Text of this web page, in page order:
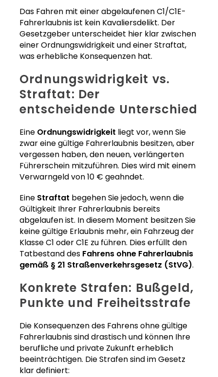
Das Fahren mit einer abgelaufenen C1/C1E-
Fahrerlaubnis ist kein Kavaliersdelikt. Der
Gesetzgeber unterscheidet hier klar zwischen
einer Ordnungswidrigkeit und einer Straftat,
was erhebliche Konsequenzen hat.
Ordnungswidrigkeit vs.
Straftat: Der
entscheidende Unterschied
Eine Ordnungswidrigkeit liegt vor, wenn Sie
zwar eine gültige Fahrerlaubnis besitzen, aber
vergessen haben, den neuen, verlängerten
Führerschein mitzuführen. Dies wird mit einem
Verwarngeld von 10 € geahndet.
Eine Straftat begehen Sie jedoch, wenn die
Gültigkeit Ihrer Fahrerlaubnis bereits
abgelaufen ist. In diesem Moment besitzen Sie
keine gültige Erlaubnis mehr, ein Fahrzeug der
Klasse C1 oder C1E zu führen. Dies erfüllt den
Tatbestand des Fahrens ohne Fahrerlaubnis
gemäß § 21 Straßenverkehrsgesetz (StVG).
Konkrete Strafen: Bußgeld,
Punkte und Freiheitsstrafe
Die Konsequenzen des Fahrens ohne gültige
Fahrerlaubnis sind drastisch und können Ihre
berufliche und private Zukunft erheblich
beeinträchtigen. Die Strafen sind im Gesetz
klar definiert: